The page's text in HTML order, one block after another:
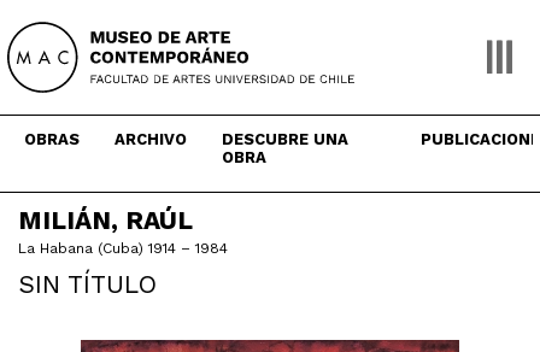
content
OBRAS ARCHIVO
DESCUBRE UNA
OBRA
MILIÁN, RAÚL
La Habana (Cuba) 1914 – 1984
SIN TÍTULO